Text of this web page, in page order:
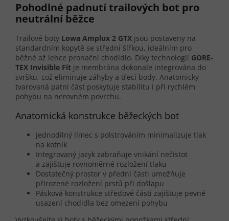
Pohodlné padnutí trailových bot pro
neutrální běžce
Trailové boty Lowa Amplux 2 GTX jsou postaveny na
standardním kopytě se střední šířkou, ideálním pro
běžné až lehce pronační chodidlo. Díky technologii GORE-
TEX Invisible Fit je membrána dokonale integrována do
svršku, což eliminuje záhyby a třecí body. Anatomicky
tvarovaná patní část poskytuje stabilitu i při rychlém
pohybu na nerovném povrchu.
Anatomická konstrukce běžeckých bot
Jednodílný límec s polstrováním minimalizuje tlak
na kotník
Integrovaný jazyk zabraňuje vnikání nečistot
a zajišťuje rovnoměrné rozložení tlaku
Dostatečný prostor v přední části umožňuje
přirozené rozložení prstů při došlapu
Pásková konstrukce středové části zajišťuje pevné
usazení chodidla bez omezení pohybu